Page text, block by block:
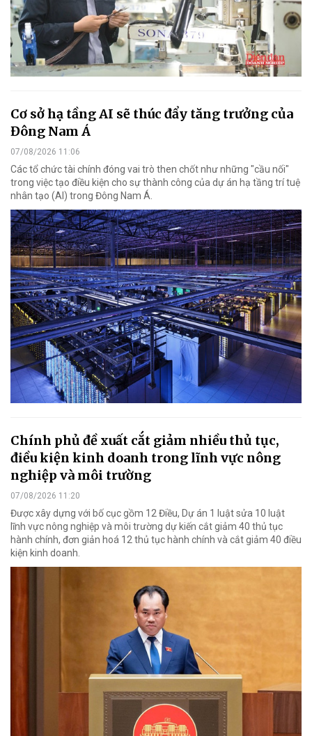
Cơ sở hạ tầng AI sẽ thúc đẩy tăng trưởng của
Đông Nam Á
07/08/2026 11:06
Các tổ chức tài chính đóng vai trò then chốt như những "cầu nối"
trong việc tạo điều kiện cho sự thành công của dự án hạ tầng trí tuệ
nhân tạo (AI) trong Đông Nam Á.
Chính phủ đề xuất cắt giảm nhiều thủ tục,
điều kiện kinh doanh trong lĩnh vực nông
nghiệp và môi trường
07/08/2026 11:20
Được xây dựng với bố cục gồm 12 Điều, Dự án 1 luật sửa 10 luật
lĩnh vực nông nghiệp và môi trường dự kiến cắt giảm 40 thủ tục
hành chính, đơn giản hoá 12 thủ tục hành chính và cắt giảm 40 điều
kiện kinh doanh.